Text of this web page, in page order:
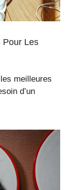
Pour Les
meilleures
d’un